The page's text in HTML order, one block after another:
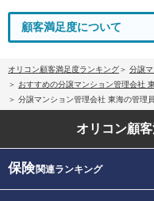
顧客満足度について
オリコン顧客満足度ランキング
分譲
おすすめの分譲マンション管理会社
分譲マンション管理会社 東海の管理
オリコン顧
保険関連ランキング